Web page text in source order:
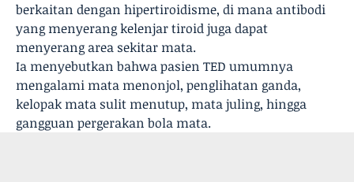
berkaitan dengan hipertiroidisme, di mana antibodi
yang menyerang kelenjar tiroid juga dapat
menyerang area sekitar mata.
Ia menyebutkan bahwa pasien TED umumnya
mengalami mata menonjol, penglihatan ganda,
kelopak mata sulit menutup, mata juling, hingga
gangguan pergerakan bola mata.